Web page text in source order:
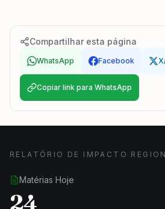
Compartilhar esta página
WhatsApp Facebook
Copiar link para WhatsApp
RELATÓRIO DE IMPACTO
Matérias Hoje
24